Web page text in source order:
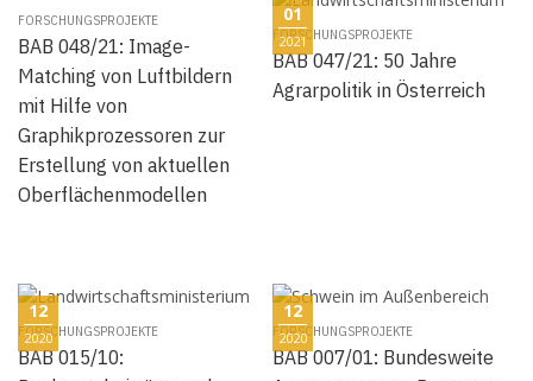
FORSCHUNGSPROJEKTE
BAB 048/21: Image-
Matching von Luftbildern
mit Hilfe von
Graphikprozessoren zur
Erstellung von aktuellen
Oberflächenmodellen
01
2021
FORSCHUNGSPROJEKTE
BAB 047/21: 50 Jahre
Agrarpolitik in Österreich
12
2020
FORSCHUNGSPROJEKTE
BAB 015/10:
12
2020
FORSCHUNGSPROJEKTE
BAB 007/01: Bundesweite